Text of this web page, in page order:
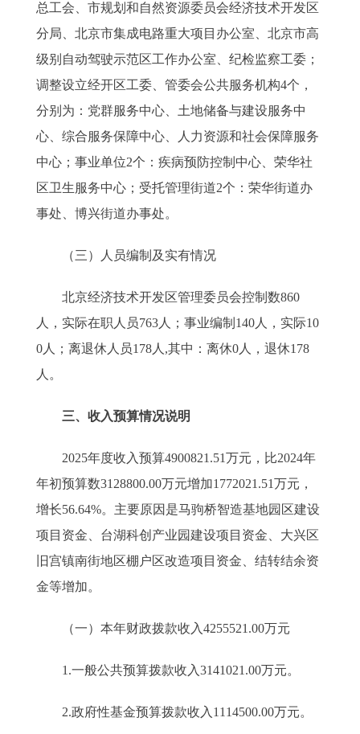
总工会、市规划和自然资源委员会经济技术开发区
分局、北京市集成电路重大项目办公室、北京市高
级别自动驾驶示范区工作办公室、纪检监察工委；
调整设立经开区工委、管委会公共服务机构4个，
分别为：党群服务中心、土地储备与建设服务中
心、综合服务保障中心、人力资源和社会保障服务
中心；事业单位2个：疾病预防控制中心、荣华社
区卫生服务中心；受托管理街道2个：荣华街道办
事处、博兴街道办事处。
（三）人员编制及实有情况
北京经济技术开发区管理委员会控制数860
人，实际在职人员763人；事业编制140人，实际10
0人；离退休人员178人,其中：离休0人，退休178
人。
三、收入预算情况说明
2025年度收入预算4900821.51万元，比2024年
年初预算数3128800.00万元增加1772021.51万元，
增长56.64%。主要原因是马驹桥智造基地园区建设
项目资金、台湖科创产业园建设项目资金、大兴区
旧宫镇南街地区棚户区改造项目资金、结转结余资
金等增加。
（一）本年财政拨款收入4255521.00万元
1.一般公共预算拨款收入3141021.00万元。
2.政府性基金预算拨款收入1114500.00万元。